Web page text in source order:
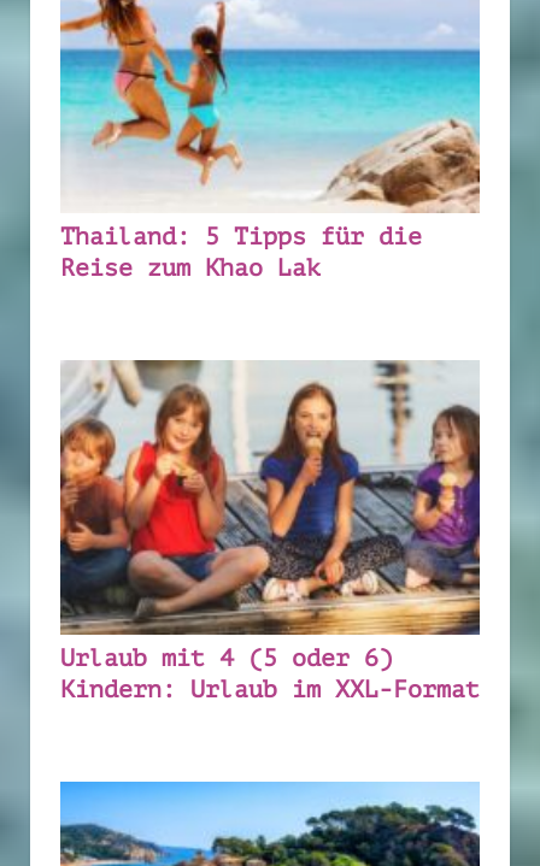
Thailand: 5 Tipps für die
Reise zum Khao Lak
Urlaub mit 4 (5 oder 6)
Kindern: Urlaub im XXL-Format